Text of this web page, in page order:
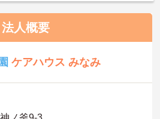
法人概要
ケアハウス みなみ